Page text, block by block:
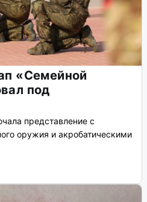
«Семейной
под
представление с
оружия и акробатическими